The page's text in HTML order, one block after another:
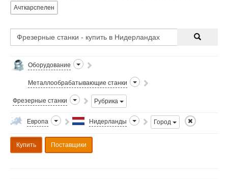
Ачткарспелен
Оборудование
Металлообрабатывающие станки
Фрезерные станки Рубрика
Европа Нидерланды Город
Купить Поставщики